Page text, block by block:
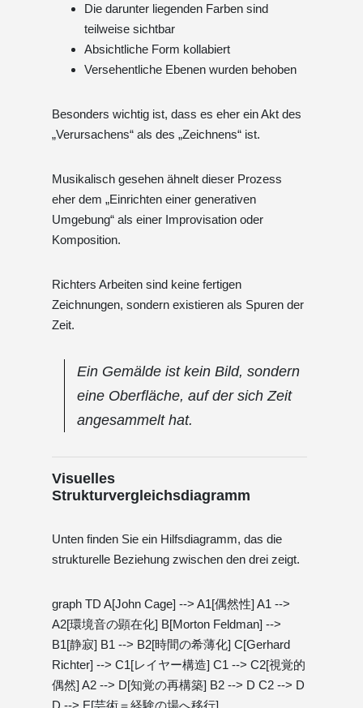
Die darunter liegenden Farben sind
teilweise sichtbar
Absichtliche Form kollabiert
Versehentliche Ebenen wurden behoben
Besonders wichtig ist, dass es eher ein Akt des
„Verursachens“ als des „Zeichnens“ ist.
Musikalisch gesehen ähnelt dieser Prozess
eher dem „Einrichten einer generativen
Umgebung“ als einer Improvisation oder
Komposition.
Richters Arbeiten sind keine fertigen
Zeichnungen, sondern existieren als Spuren der
Zeit.
Ein Gemälde ist kein Bild, sondern
eine Oberfläche, auf der sich Zeit
angesammelt hat.
Visuelles
Strukturvergleichsdiagramm
Unten finden Sie ein Hilfsdiagramm, das die
strukturelle Beziehung zwischen den drei zeigt.
graph TD A[John Cage] --> A1[偶然性] A1 -->
A2[環境音の顕在化] B[Morton Feldman] -->
B1[静寂] B1 --> B2[時間の希薄化] C[Gerhard
Richter] --> C1[レイヤー構造] C1 --> C2[視覚的
偶然] A2 --> D[知覚の再構築] B2 --> D C2 --> D
D --> E[芸術＝経験の場へ移行]